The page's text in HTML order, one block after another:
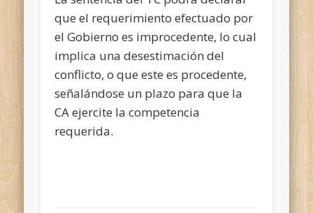
que el requerimiento efectuado por
el Gobierno es improcedente, lo cual
implica una desestimación del
conflicto, o que este es procedente,
señalándose un plazo para que la
CA ejercite la competencia
requerida.